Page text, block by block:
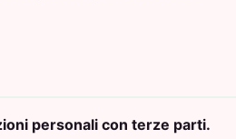
personali con terze parti.